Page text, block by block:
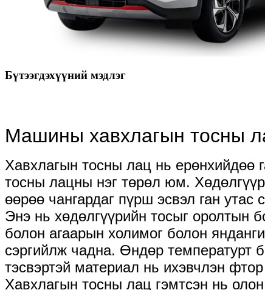
Бүтээгдэхүүний мэдлэг
Машины хавхлагын тосны
Хавхлагын тосны лац нь ерөнхийдөө
тосны лацны нэг төрөл юм.
өөрөө чангардаг пүрш эсвэл ган утас
Энэ нь хөдөлгүүрийн тосыг оролтын
болон агаарын холимог болон
сэргийлж чадна. Өндөр температурт
тэсвэртэй материал нь ихэвчлэн фтор
Хавхлагын тосны лац гэмтсэн нь